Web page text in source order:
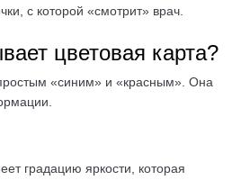
с которой «смотрит» врач.
цветовая карта?
«синим» и «красным». Она
градацию яркости, которая